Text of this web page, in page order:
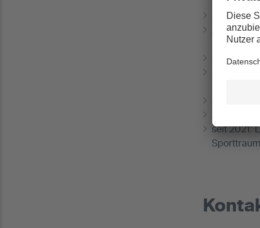
2006 bis
2011 bis
Chirurgie
2013:
2013 bis
2015 bis
2019:
seit 2021: